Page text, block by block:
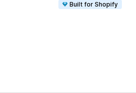
Built for Shopify